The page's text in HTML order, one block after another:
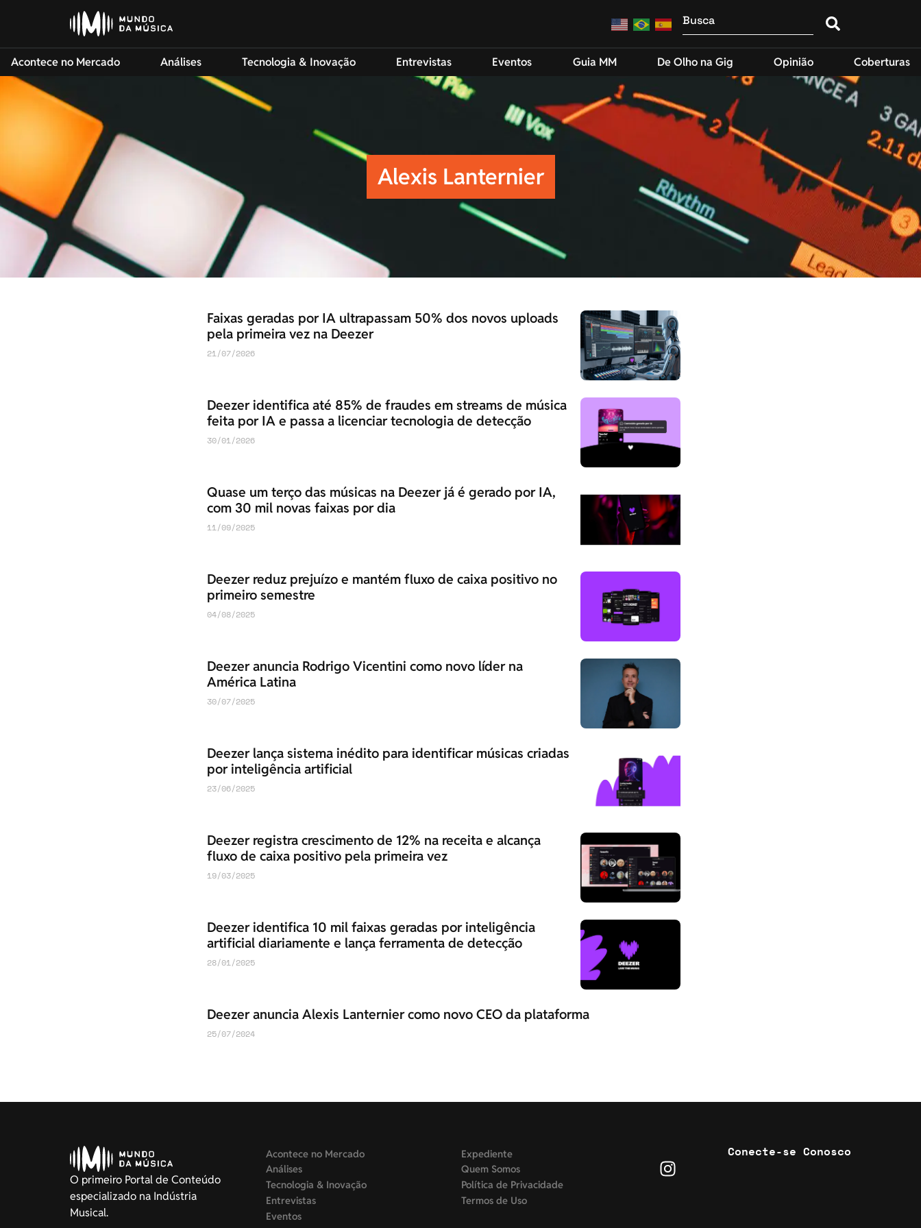
Acontece no Mercado Análises Tecnologia & Inovação Entrevistas Eventos Guia MM De Olho na Gig Opinião Coberturas
Alexis Lanternier
Faixas geradas por IA ultrapassam 50% dos novos uploads
pela primeira vez na Deezer
21/07/2026
Deezer identifica até 85% de fraudes em streams de música
feita por IA e passa a licenciar tecnologia de detecção
30/01/2026
Quase um terço das músicas na Deezer já é gerado por IA,
com 30 mil novas faixas por dia
11/09/2025
Deezer reduz prejuízo e mantém fluxo de caixa positivo no
primeiro semestre
04/08/2025
Deezer anuncia Rodrigo Vicentini como novo líder na
América Latina
30/07/2025
Deezer lança sistema inédito para identificar músicas criadas
por inteligência artificial
23/06/2025
Deezer registra crescimento de 12% na receita e alcança
fluxo de caixa positivo pela primeira vez
19/03/2025
Deezer identifica 10 mil faixas geradas por inteligência
artificial diariamente e lança ferramenta de detecção
28/01/2025
Deezer anuncia Alexis Lanternier como novo CEO da plataforma
25/07/2024
O primeiro Portal de Conteúdo
especializado na Indústria
Musical.
Acontece no Mercado
Análises
Tecnologia & Inovação
Entrevistas
Eventos
Expediente
Quem Somos
Política de Privacidade
Termos de Uso
Conecte-se Conosco